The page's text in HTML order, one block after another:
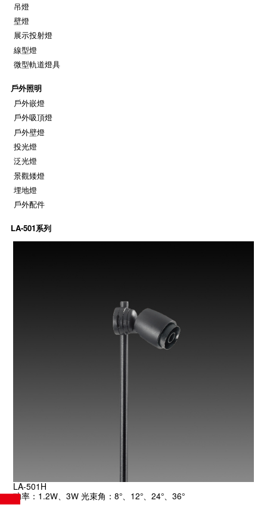
吊燈
壁燈
展示投射燈
線型燈
微型軌道燈具
戶外照明
戶外嵌燈
戶外吸頂燈
戶外壁燈
投光燈
泛光燈
景觀矮燈
埋地燈
戶外配件
LA-501系列
LA-501H
功率：1.2W、3W 光束角：8°、12°、24°、36°